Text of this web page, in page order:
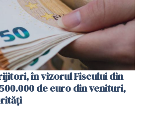
în vizorul Fiscului din
de euro din venituri,